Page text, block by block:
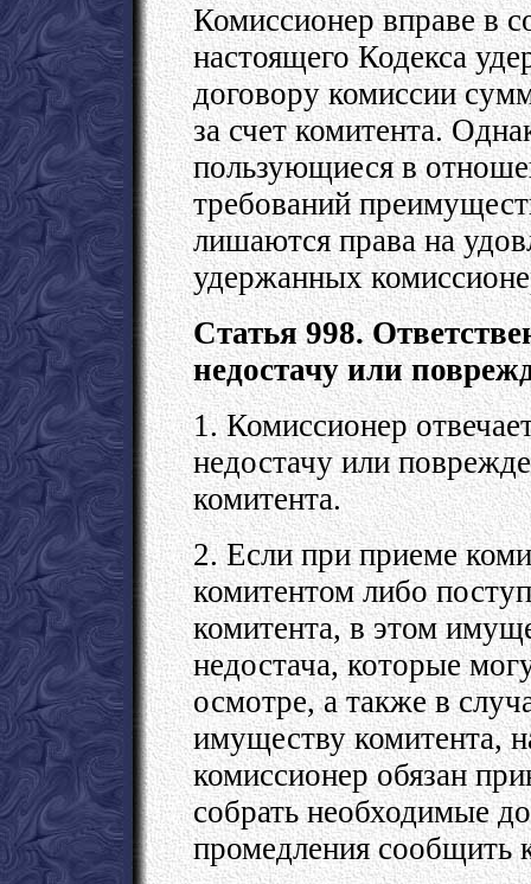
Комиссионер вправе в
настоящего Кодекса
договору комиссии
за счет комитента.
пользующиеся в
требований
лишаются права на
удержанных
Статья 998.
недостачу или
1. Комиссионер
недостачу или
комитента.
2. Если при приеме
комитентом либо
комитента, в этом
недостача, которые
осмотре, а также в
имуществу комитента,
комиссионер обязан
собрать необходимые
промедления сообщить